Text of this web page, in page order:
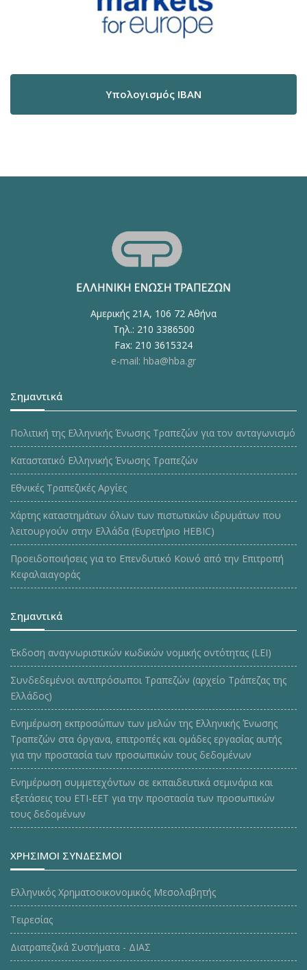
Υπολογισμός IBAN
Αμερικής 21Α, 106 72 Αθήνα
Τηλ.: 210 3386500
Fax: 210 3615324
e-mail: hba@hba.gr
Σημαντικά
Πολιτική της Ελληνικής Ένωσης Τραπεζών για τον ανταγωνισμό
Καταστατικό Ελληνικής Ένωσης Τραπεζών
Εθνικές Τραπεζικές Αργίες
Χάρτης καταστημάτων όλων των πιστωτικών ιδρυμάτων που
λειτουργούν στην Ελλάδα (Ευρετήριο HEBIC)
Προειδοποιήσεις για το Επενδυτικό Κοινό από την Επιτροπή
Κεφαλαιαγοράς
Σημαντικά
Έκδοση αναγνωριστικών κωδικών νομικής οντότητας (LEI)
Συνδεδεμένοι αντιπρόσωποι Τραπεζών (αρχείο Τράπεζας της
Ελλάδος)
Ενημέρωση εκπροσώπων των μελών της Ελληνικής Ένωσης
Τραπεζών στα όργανα, επιτροπές και ομάδες εργασίας αυτής
για την προστασία των προσωπικών τους δεδομένων
Ενημέρωση συμμετεχόντων σε εκπαιδευτικά σεμινάρια και
εξετάσεις του ΕΤΙ-ΕΕΤ για την προστασία των προσωπικών
τους δεδομένων
ΧΡΗΣΙΜΟΙ ΣΥΝΔΕΣΜΟΙ
Ελληνικός Χρηματοοικονομικός Μεσολαβητής
Τειρεσίας
Διατραπεζικά Συστήματα - ΔΙΑΣ